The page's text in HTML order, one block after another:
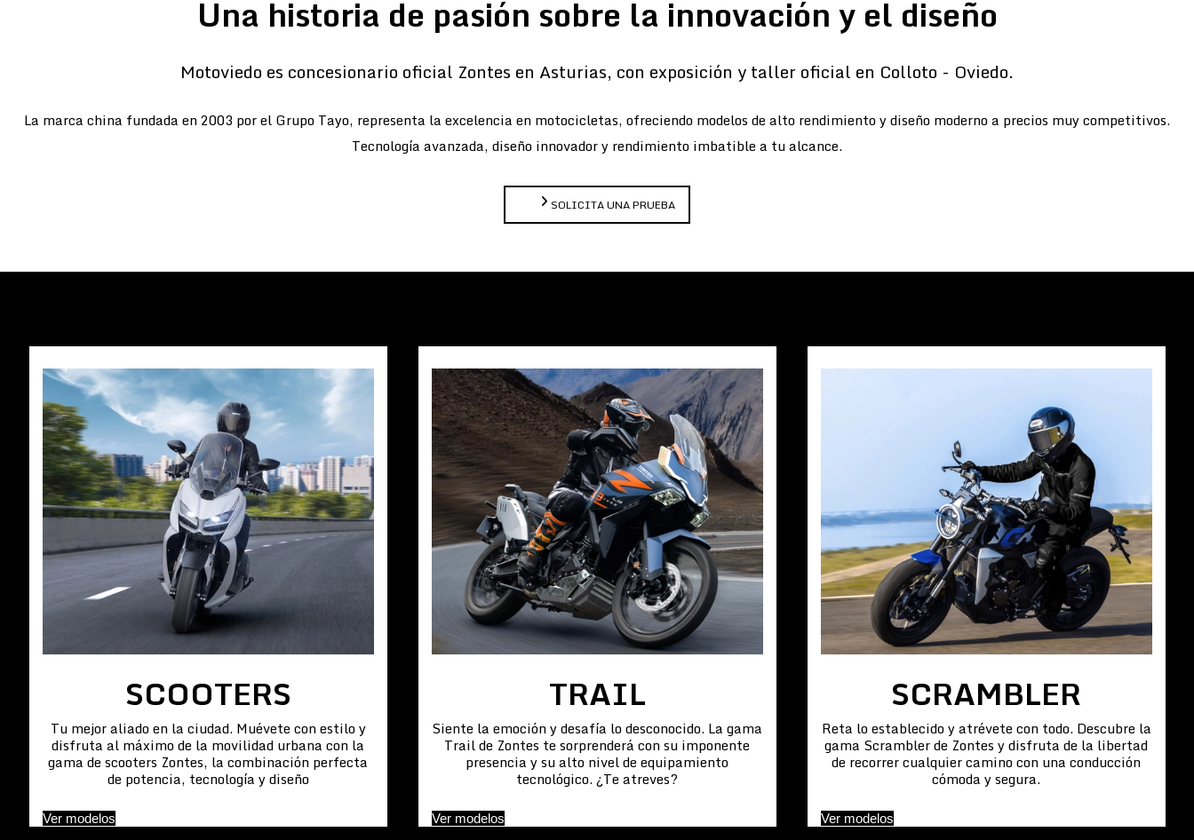
Una historia de pasión sobre la innovación y el diseño
Motoviedo es concesionario oficial Zontes en Asturias, con exposición y taller oficial en Colloto - Oviedo.
La marca china fundada en 2003 por el Grupo Tayo, representa la excelencia en motocicletas, ofreciendo modelos de alto rendimiento y diseño moderno a precios muy competitivos.
Tecnología avanzada, diseño innovador y rendimiento imbatible a tu alcance.
SOLICITA UNA PRUEBA
SCOOTERS
Tu mejor aliado en la ciudad. Muévete con estilo y
disfruta al máximo de la movilidad urbana con la
gama de scooters Zontes, la combinación perfecta
de potencia, tecnología y diseño
Ver modelos
TRAIL
Siente la emoción y desafía lo desconocido. La gama
Trail de Zontes te sorprenderá con su imponente
presencia y su alto nivel de equipamiento
tecnológico. ¿Te atreves?
Ver modelos
SCRAMBLER
Reta lo establecido y atrévete con todo. Descubre la
gama Scrambler de Zontes y disfruta de la libertad
de recorrer cualquier camino con una conducción
cómoda y segura.
Ver modelos